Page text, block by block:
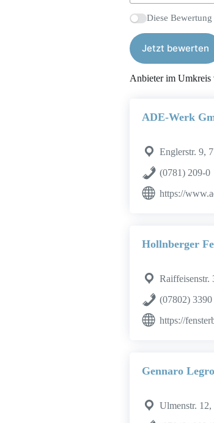
Diese
Jetzt bewerten
Anbieter im
ADE-Werk
Englerstr. 9,
(0781) 209-0
https://
Hollnberger
Raiffeisenstr.
(07802) 3390
https://
Gennaro
Ulmenstr. 12,